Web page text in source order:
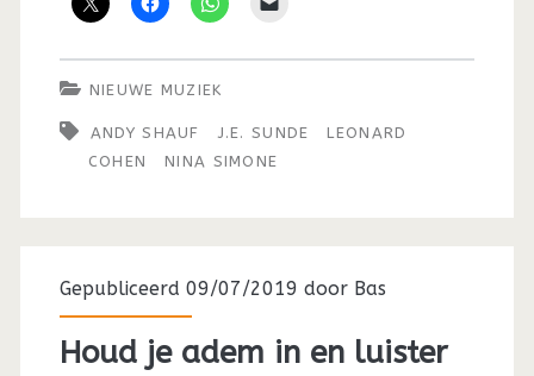
NIEUWE MUZIEK
ANDY SHAUF J.E. SUNDE
LEONARD
COHEN
NINA SIMONE
Gepubliceerd 09/07/2019 door Bas
Houd je adem in en luister